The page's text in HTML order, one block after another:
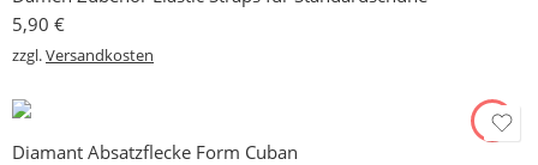
5,90 €
zzgl.Versandkosten
Diamant Absatzflecke Form Cuban